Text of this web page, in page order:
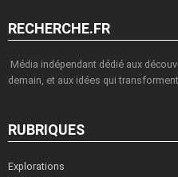
RECHERCHE.FR
Média indépendant dédié aux
demain, et aux idées qui
RUBRIQUES
Explorations